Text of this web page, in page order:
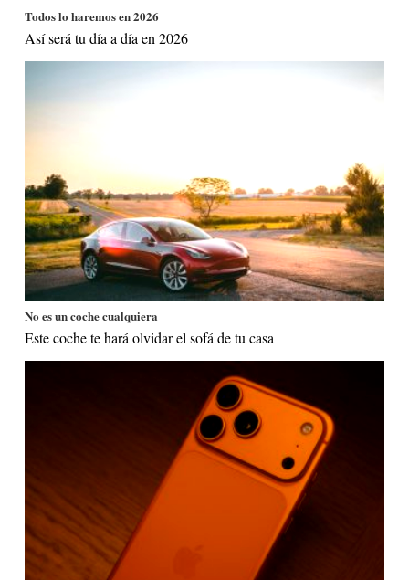
Todos lo haremos en 2026
Así será tu día a día en 2026
No es un coche cualquiera
Este coche te hará olvidar el sofá de tu casa